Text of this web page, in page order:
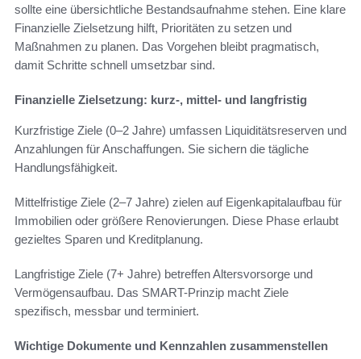
sollte eine übersichtliche Bestandsaufnahme stehen. Eine klare
Finanzielle Zielsetzung hilft, Prioritäten zu setzen und
Maßnahmen zu planen. Das Vorgehen bleibt pragmatisch,
damit Schritte schnell umsetzbar sind.
Finanzielle Zielsetzung: kurz-, mittel- und langfristig
Kurzfristige Ziele (0–2 Jahre) umfassen Liquiditätsreserven und
Anzahlungen für Anschaffungen. Sie sichern die tägliche
Handlungsfähigkeit.
Mittelfristige Ziele (2–7 Jahre) zielen auf Eigenkapitalaufbau für
Immobilien oder größere Renovierungen. Diese Phase erlaubt
gezieltes Sparen und Kreditplanung.
Langfristige Ziele (7+ Jahre) betreffen Altersvorsorge und
Vermögensaufbau. Das SMART-Prinzip macht Ziele
spezifisch, messbar und terminiert.
Wichtige Dokumente und Kennzahlen zusammenstellen